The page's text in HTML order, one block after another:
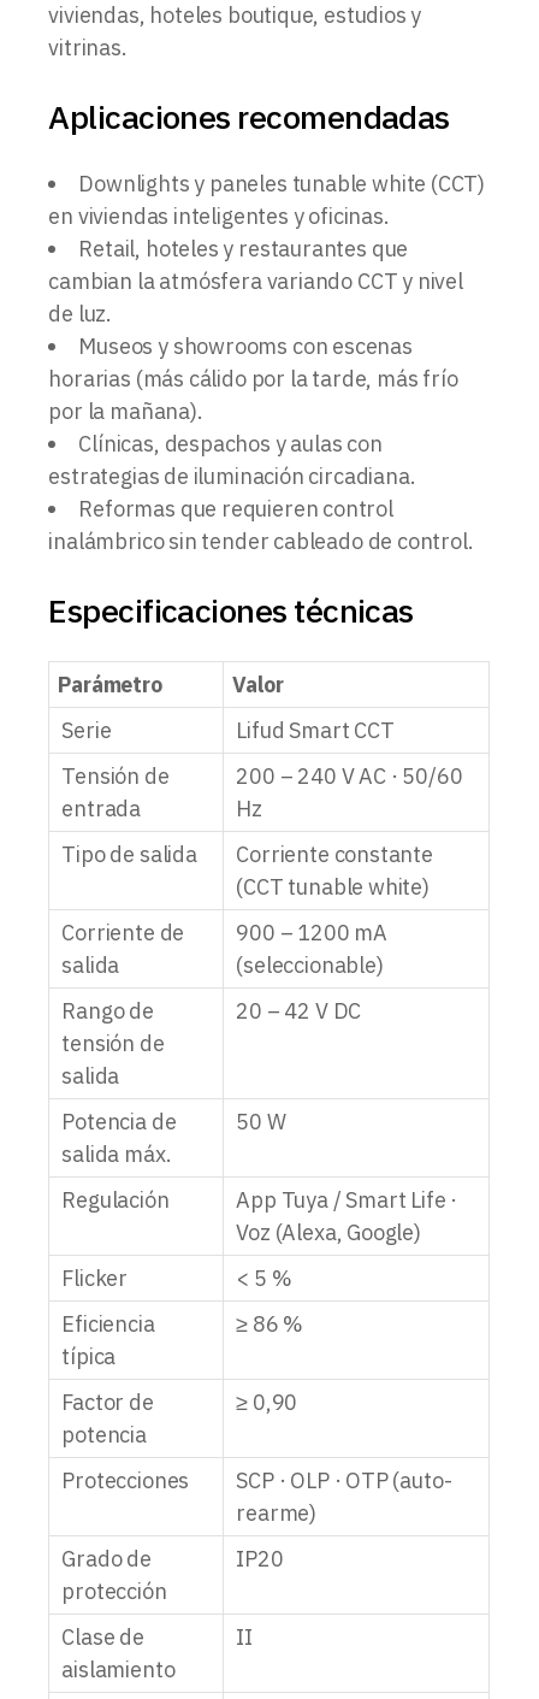
viviendas, hoteles boutique, estudios y
vitrinas.
Aplicaciones recomendadas
Downlights y paneles tunable white (CCT)
en viviendas inteligentes y oficinas.
Retail, hoteles y restaurantes que
cambian la atmósfera variando CCT y nivel
de luz.
Museos y showrooms con escenas
horarias (más cálido por la tarde, más frío
por la mañana).
Clínicas, despachos y aulas con
estrategias de iluminación circadiana.
Reformas que requieren control
inalámbrico sin tender cableado de control.
Especificaciones técnicas
Parámetro
Valor
Serie
Lifud Smart CCT
Tensión de
entrada
200 – 240 V AC · 50/60
Hz
Tipo de salida
Corriente constante
(CCT tunable white)
Corriente de
salida
900 – 1200 mA
(seleccionable)
Rango de
tensión de
salida
20 – 42 V DC
Potencia de
salida máx.
50 W
Regulación
App Tuya / Smart Life ·
Voz (Alexa, Google)
Flicker
< 5 %
Eficiencia
típica
≥ 86 %
Factor de
potencia
≥ 0,90
Protecciones
SCP · OLP · OTP (auto-
rearme)
Grado de
protección
IP20
Clase de
aislamiento
II